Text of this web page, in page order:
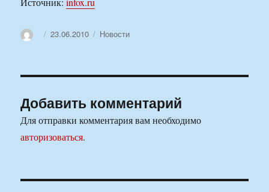
АвторОпубликовано
23.06.2010 Рубрики
Новости
Добавить комментарий
Для отправки комментария вам необходимо
авторизоваться.